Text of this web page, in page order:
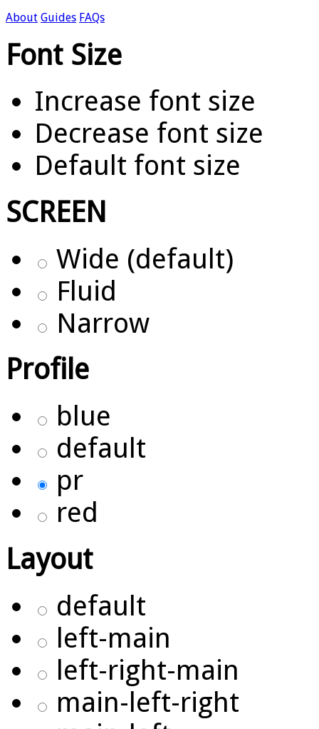
About Guides FAQs
Font Size
Increase font size
Decrease font size
Default font size
SCREEN
Wide (default)
Fluid
Narrow
Profile
blue
default
pr
red
Layout
default
left-main
left-right-main
main-left-right